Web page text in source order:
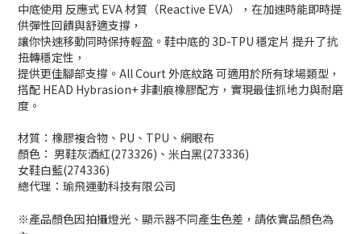
中底使用 反應式 EVA 材質（Reactive EVA），在加速時能即時提
供彈性回饋與舒適支撐，
讓你快速移動同時保持輕盈。鞋中底的 3D-TPU 穩定片 提升了抗
扭轉穩定性，
提供更佳腳部支撐。All Court 外底紋路 可適用於所有球場類型，
搭配 HEAD Hybrasion+ 非劃痕橡膠配方，實現最佳抓地力與耐磨
度。
材質：橡膠複合物、PU、TPU、網眼布
顏色： 男鞋灰酒紅(273326)、米白黑(273336)
女鞋白藍(274336)
總代理：瑜飛運動科技有限公司
※產品顏色因拍攝燈光、顯示器不同產生色差，請依實品顏色為